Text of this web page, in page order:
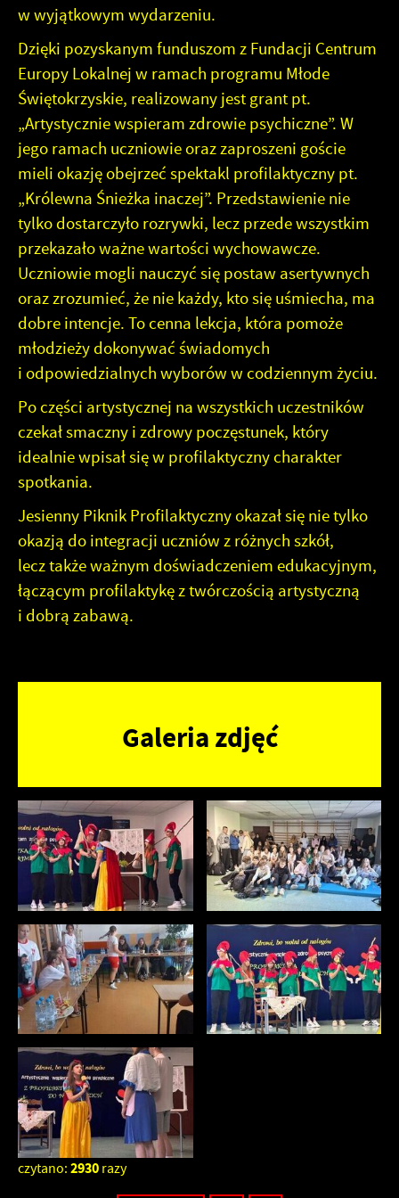
w wyjątkowym wydarzeniu.
Dzięki pozyskanym funduszom z Fundacji Centrum
Europy Lokalnej w ramach programu Młode
Świętokrzyskie, realizowany jest grant pt.
„Artystycznie wspieram zdrowie psychiczne”. W
jego ramach uczniowie oraz zaproszeni goście
mieli okazję obejrzeć spektakl profilaktyczny pt.
„Królewna Śnieżka inaczej”. Przedstawienie nie
tylko dostarczyło rozrywki, lecz przede wszystkim
przekazało ważne wartości wychowawcze.
Uczniowie mogli nauczyć się postaw asertywnych
oraz zrozumieć, że nie każdy, kto się uśmiecha, ma
dobre intencje. To cenna lekcja, która pomoże
młodzieży dokonywać świadomych
i odpowiedzialnych wyborów w codziennym życiu.
Po części artystycznej na wszystkich uczestników
czekał smaczny i zdrowy poczęstunek, który
idealnie wpisał się w profilaktyczny charakter
spotkania.
Jesienny Piknik Profilaktyczny okazał się nie tylko
okazją do integracji uczniów z różnych szkół,
lecz także ważnym doświadczeniem edukacyjnym,
łączącym profilaktykę z twórczością artystyczną
i dobrą zabawą.
Galeria zdjęć
czytano: 2930 razy
upodobań oraz Twoich zwyczajów dotyczących
przeglądanej witryny internetowej. Treści promocyjne
mogą pojawić się na stronach podmiotów trzecich lub firm
będących naszymi partnerami oraz innych dostawców
usług. Firmy te działają w charakterze pośredników
prezentujących nasze treści w postaci wiadomości, ofert,
komunikatów mediów społecznościowych.